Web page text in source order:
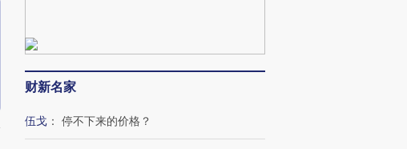
财新名家
伍戈 ： 停不下来的价格？